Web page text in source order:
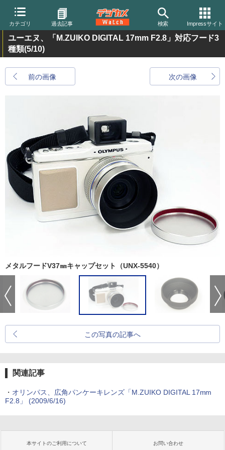
カテゴリ 過去記事 検索 Impressサイト
ユーエヌ、「M.ZUIKO DIGITAL 17mm F2.8」対応フード3
種類(5/10)
前の画像 次の画像
メタルフードV37㎜キャップセット（UNX-5540）
この写真の記事へ
関連記事
・ オリンパス、広角パンケーキレンズ「M.ZUIKO DIGITAL 17mm
F2.8」 (2009/6/16)
本サイトのご利用について お問い合わせ